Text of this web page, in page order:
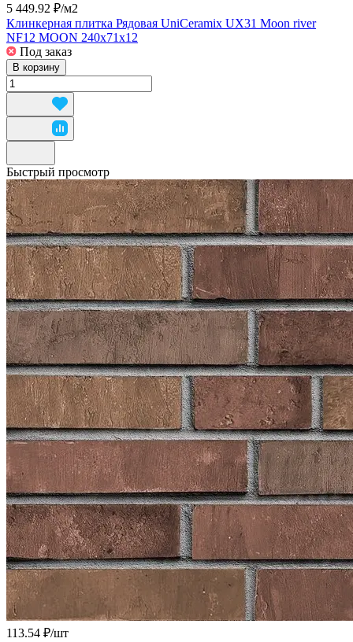
5 449.92 ₽/м2
Клинкерная плитка Рядовая UniCeramix UX31 Moon river
NF12 MOON 240x71x12
Под заказ
В корзину
Быстрый просмотр
113.54 ₽/шт